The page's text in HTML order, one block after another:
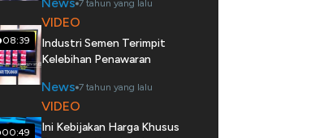
7 tahun yang lalu
08:39
VIDEO
Industri Semen Terimpit
Kelebihan Penawaran
News 7 tahun yang lalu
00:49
VIDEO
Ini Kebijakan Harga Khusus